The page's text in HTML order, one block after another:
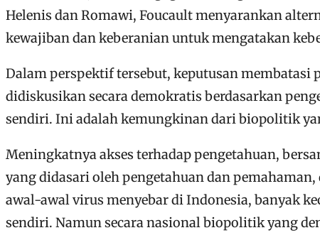
Helenis dan Romawi, Foucault menyarankan
kewajiban dan keberanian untuk mengatakan
Dalam perspektif tersebut, keputusan membatasi
didiskusikan secara demokratis berdasarkan
sendiri. Ini adalah kemungkinan dari biopolitik
Meningkatnya akses terhadap pengetahuan,
yang didasari oleh pengetahuan dan
awal-awal virus menyebar di Indonesia, banyak
sendiri. Namun secara nasional biopolitik yang